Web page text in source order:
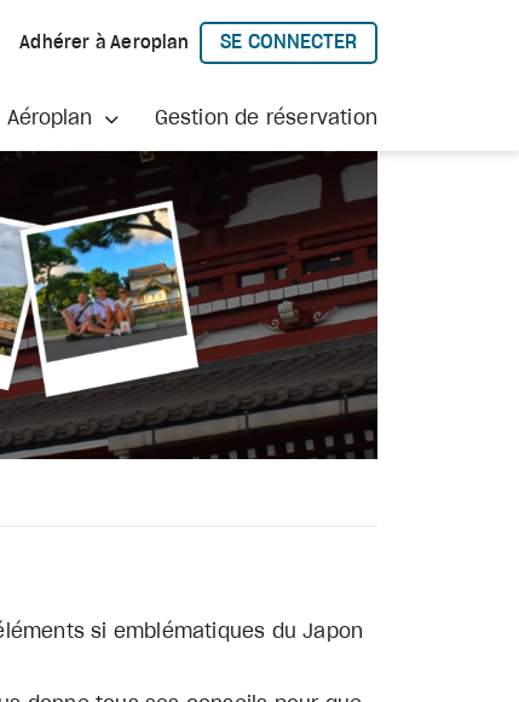
Adhérer à Aeroplan
SE CONNECTER
À AEROPLAN
Aéroplan Gestion de réservation
si emblématiques du Japon